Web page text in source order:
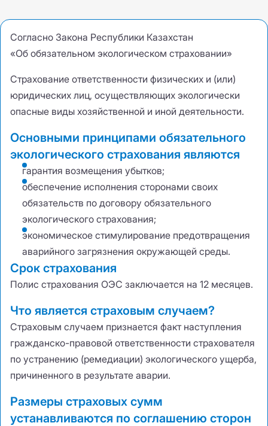
Согласно Закона Республики Казахстан
«Об обязательном экологическом страховании»
Страхование ответственности физических и (или)
юридических лиц, осуществляющих экологически
опасные виды хозяйственной и иной деятельности.
Основными принципами обязательного
экологического страхования являются
гарантия возмещения убытков;
обеспечение исполнения сторонами своих
обязательств по договору обязательного
экологического страхования;
экономическое стимулирование предотвращения
аварийного загрязнения окружающей среды.
Срок страхования
Полис страхования ОЭС заключается на 12 месяцев.
Что является страховым случаем?
Страховым случаем признается факт наступления
гражданско-правовой ответственности страхователя
по устранению (ремедиации) экологического ущерба,
причиненного в результате аварии.
Размеры страховых сумм
устанавливаются по соглашению сторон